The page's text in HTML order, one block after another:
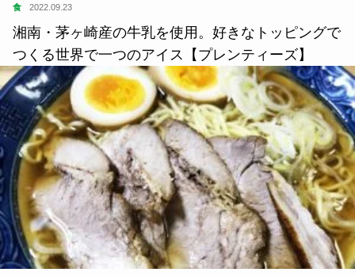
食 2022.09.23
湘南・茅ヶ崎産の牛乳を使用。好きなトッピングで
つくる世界で一つのアイス【プレンティーズ】